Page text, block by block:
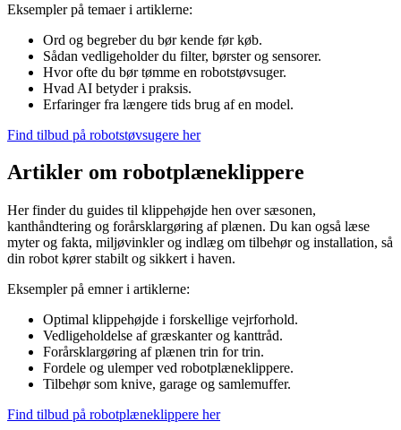
Eksempler på temaer i artiklerne:
Ord og begreber du bør kende før køb.
Sådan vedligeholder du filter, børster og sensorer.
Hvor ofte du bør tømme en robotstøvsuger.
Hvad AI betyder i praksis.
Erfaringer fra længere tids brug af en model.
Find tilbud på robotstøvsugere her
Artikler om robotplæneklippere
Her finder du guides til klippehøjde hen over sæsonen,
kanthåndtering og forårsklargøring af plænen. Du kan også læse
myter og fakta, miljøvinkler og indlæg om tilbehør og installation, så
din robot kører stabilt og sikkert i haven.
Eksempler på emner i artiklerne:
Optimal klippehøjde i forskellige vejrforhold.
Vedligeholdelse af græskanter og kanttråd.
Forårsklargøring af plænen trin for trin.
Fordele og ulemper ved robotplæneklippere.
Tilbehør som knive, garage og samlemuffer.
Find tilbud på robotplæneklippere her